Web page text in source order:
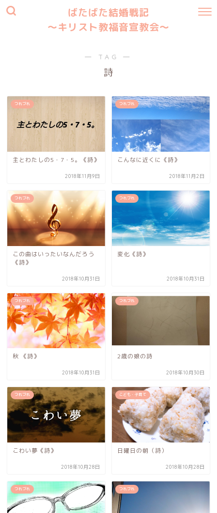
ばたばた結婚戦記
〜キリスト教福音宣教会〜
― TAG ―
詩
つれづれ
主とわたしの5・7・5。《詩》
2018年11月9日
つれづれ
こんなに近くに《詩》
2018年11月2日
つれづれ
この曲はいったいなんだろう
《詩》
2018年10月31日
つれづれ
変化《詩》
2018年10月31日
つれづれ
秋 《詩》
2018年10月31日
つれづれ
2歳の娘の詩
2018年10月30日
つれづれ
こわい夢《詩》
2018年10月28日
こども・子育て
日曜日の朝（詩）
2018年10月28日
つれづれ つれづれ